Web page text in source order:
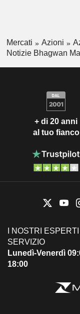
Mercati Azioni
Notizie Bhagwan
+ di 20 anni
al tuo fianco
I NOSTRI
SERVIZIO
Lunedì-Venerdì
18:00